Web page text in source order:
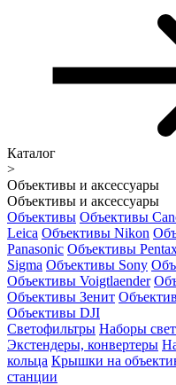
Каталог
>
Объективы и аксессуары
Объективы и аксессуары
Объективы Объективы
Leica Объективы Nikon
Panasonic Объективы
Sigma Объективы Sony
Объективы Voigtlaender
Объективы Зенит
Объективы DJI
Светофильтры Наборы
Экстендеры, конвертеры
кольца Крышки на
станции